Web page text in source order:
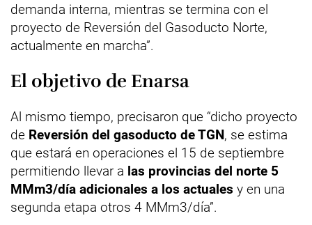
demanda interna, mientras se termina con el
proyecto de Reversión del Gasoducto Norte,
actualmente en marcha”.
El objetivo de Enarsa
Al mismo tiempo, precisaron que “dicho proyecto
de Reversión del gasoducto de TGN, se estima
que estará en operaciones el 15 de septiembre
permitiendo llevar a las provincias del norte 5
MMm3/día adicionales a los actuales y en una
segunda etapa otros 4 MMm3/día”.